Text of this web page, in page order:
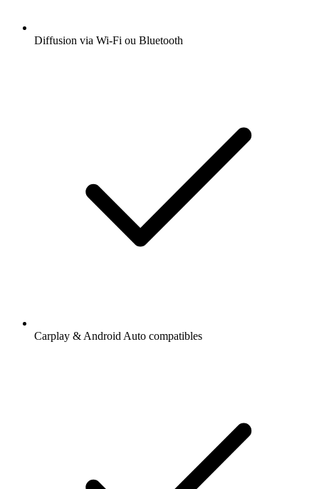
Diffusion via Wi-Fi ou Bluetooth
Carplay & Android Auto compatibles